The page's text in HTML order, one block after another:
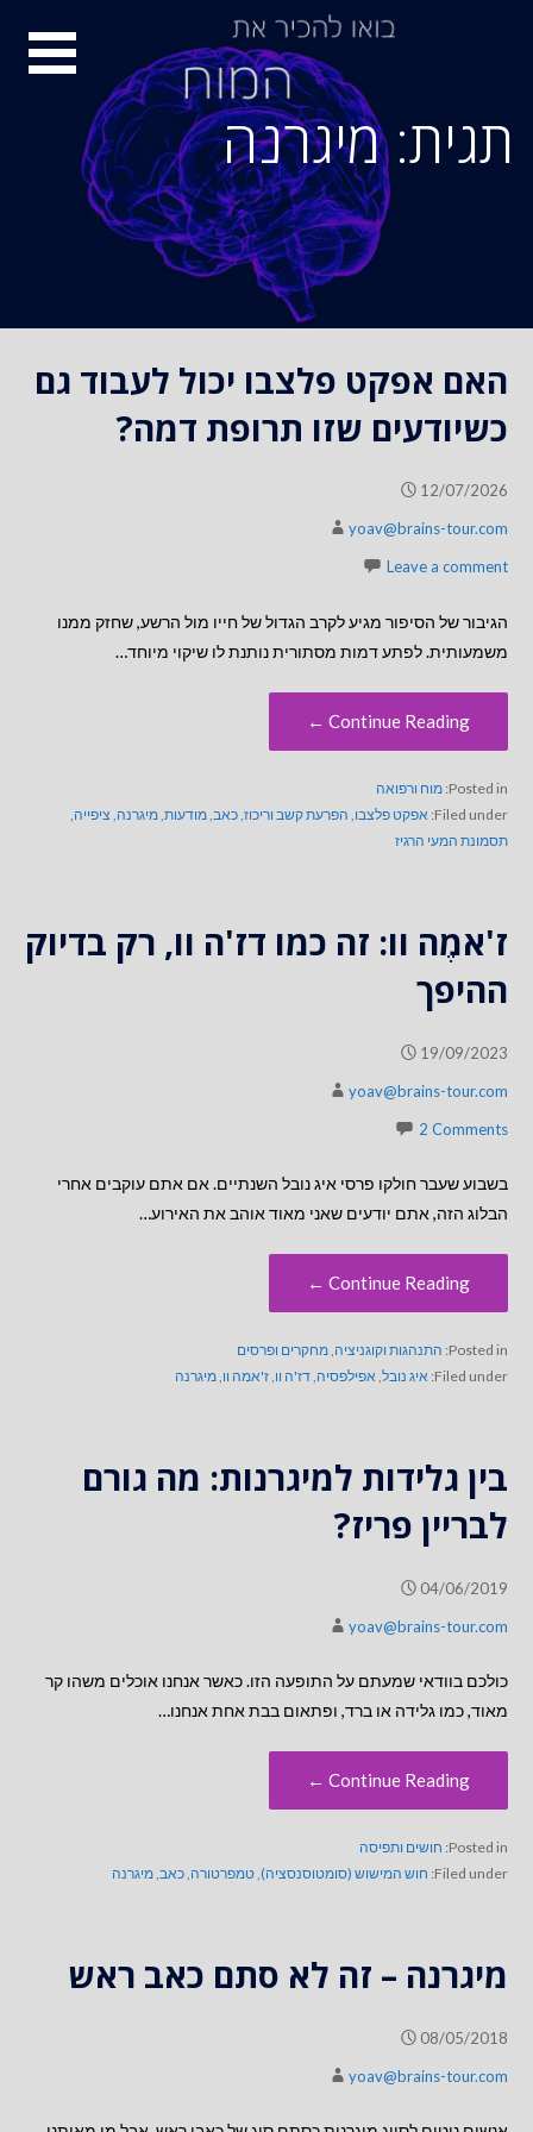
תגית: מיגרנה
האם אפקט פלצבו יכול לעבוד גם
כשיודעים שזו תרופת דמה?
12/07/2026
yoav@brains-tour.com
Leave a comment
הגיבור של הסיפור מגיע לקרב הגדול של חייו מול הרשע, שחזק ממנו
משמעותית. לפתע דמות מסתורית נותנת לו שיקוי מיוחד…
Continue Reading ←
Posted in: מוח ורפואה
Filed under: אפקט פלצבו, הפרעת קשב וריכוז,כאב,מודעות,מיגרנה, ציפייה,
תסמונת המעי הרגיז
ז'אמֶה וו: זה כמו דז'ה וו, רק בדיוק
ההיפך
19/09/2023
yoav@brains-tour.com
2 Comments
בשבוע שעבר חולקו פרסי איג נובל השנתיים. אם אתם עוקבים אחרי
הבלוג הזה, אתם יודעים שאני מאוד אוהב את האירוע…
Continue Reading ←
Posted in: התנהגות וקוגניציה,מחקרים ופרסים
Filed under: איג נובל, אפילפסיה,דז'ה וו,ז'אמה וו,מיגרנה
בין גלידות למיגרנות: מה גורם
לבריין פריז?
04/06/2019
yoav@brains-tour.com
כולכם בוודאי שמעתם על התופעה הזו. כאשר אנחנו אוכלים משהו קר
מאוד, כמו גלידה או ברד, ופתאום בבת אחת אנחנו…
Continue Reading ←
Posted in: חושים ותפיסה
Filed under: חוש המישוש (סומטוסנסציה),טמפרטורה,כאב,מיגרנה
מיגרנה – זה לא סתם כאב ראש
08/05/2018
yoav@brains-tour.com